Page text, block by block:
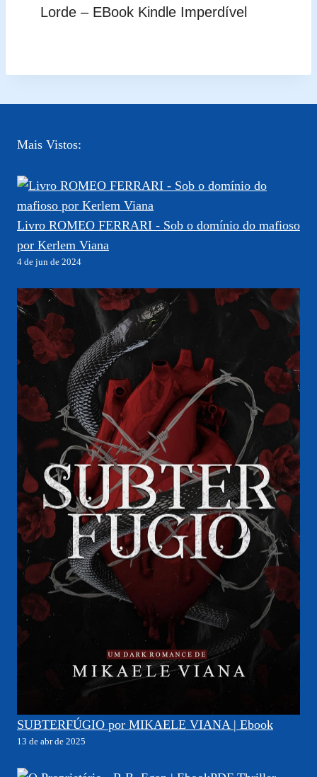
Lorde – EBook Kindle Imperdível
Mais Vistos:
Livro ROMEO FERRARI - Sob o domínio do mafioso
por Kerlem Viana
4 de jun de 2024
SUBTERFÚGIO por MIKAELE VIANA | Ebook
13 de abr de 2025